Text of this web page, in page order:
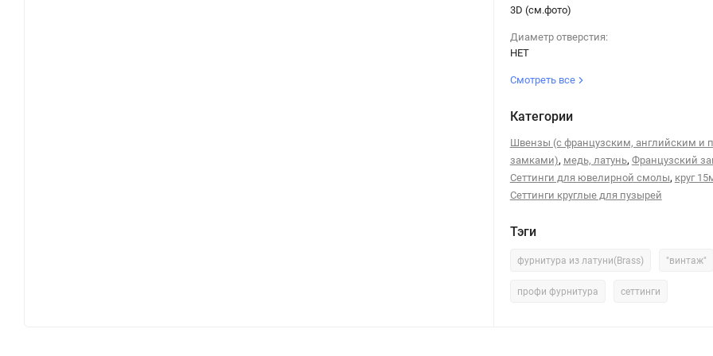
3D (см.фото)
Диаметр отверстия:
НЕТ
Смотреть все
Категории
Швензы (с французским, английским и
замками), медь, латунь, Французский
Сеттинги для ювелирной смолы, круг
Сеттинги круглые для пузырей
Тэги
фурнитура из латуни(Brass) "винтаж"
профи фурнитура сеттинги